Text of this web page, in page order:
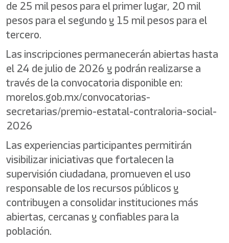
de 25 mil pesos para el primer lugar, 20 mil
pesos para el segundo y 15 mil pesos para el
tercero.
Las inscripciones permanecerán abiertas hasta
el 24 de julio de 2026 y podrán realizarse a
través de la convocatoria disponible en:
morelos.gob.mx/convocatorias-
secretarias/premio-estatal-contraloria-social-
2026
Las experiencias participantes permitirán
visibilizar iniciativas que fortalecen la
supervisión ciudadana, promueven el uso
responsable de los recursos públicos y
contribuyen a consolidar instituciones más
abiertas, cercanas y confiables para la
población.